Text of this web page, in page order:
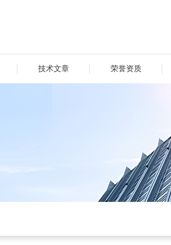
技术文章 荣誉资质